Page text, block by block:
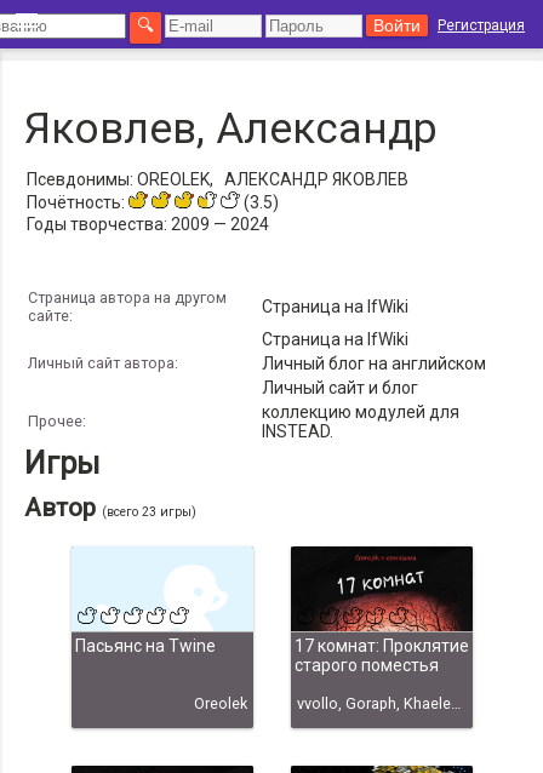
Регистрация
Яковлев, Александр
Псевдонимы: OREOLEK,
АЛЕКСАНДР ЯКОВЛЕВ
Почётность:
(3.5)
Годы творчества: 2009 — 2024
Страница автора на другом
сайте:
Страница на IfWiki
Страница на IfWiki
Личный сайт автора:
Личный блог на английском
Личный сайт и блог
Прочее:
коллекцию модулей для
INSTEAD.
Игры
Автор (всего 23 игры)
Пасьянс на Twine
Oreolek
17 комнат: Проклятие
старого поместья
vvollo, Goraph, Khaelenmore, techniX, Enola, Айвазян, Артур, yandexx, Артамонов, Антон, Добранов, Вячеслав, Косых, Пётр, qwerty, Irremann, Ajenta, Librarian Oak, Zlobot, Ласточкин, Антон, blinovvi, spline1986, Oreolek, vvollo + авторы оригинала, Cheshire, hugeping, Антон Артамонов, Артур Айвазян